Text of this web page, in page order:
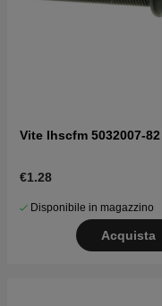
Vite Ihscfm 5032007-82
€1.28
Disponibile in magazzino
Acquista